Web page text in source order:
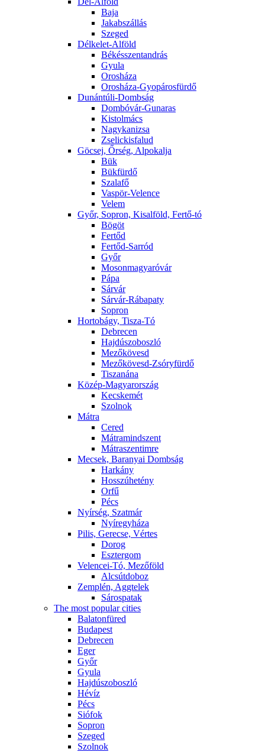
Baja
Jakabszállás
Szeged
Délkelet-Alföld
Békésszentandrás
Gyula
Orosháza
Orosháza-Gyopárosfürdő
Dunántúli-Dombság
Dombóvár-Gunaras
Kistolmács
Nagykanizsa
Zselickisfalud
Göcsej, Őrség, Alpokalja
Bük
Bükfürdő
Szalafő
Vaspör-Velence
Velem
Győr, Sopron, Kisalföld, Fertő-tó
Bögöt
Fertőd
Fertőd-Sarród
Győr
Mosonmagyaróvár
Pápa
Sárvár
Sárvár-Rábapaty
Sopron
Hortobágy, Tisza-Tó
Debrecen
Hajdúszoboszló
Mezőkövesd
Mezőkövesd-Zsóryfürdő
Tiszanána
Közép-Magyarország
Kecskemét
Szolnok
Mátra
Cered
Mátramindszent
Mátraszentimre
Mecsek, Baranyai Dombság
Harkány
Hosszúhetény
Orfű
Pécs
Nyírség, Szatmár
Nyíregyháza
Pilis, Gerecse, Vértes
Dorog
Esztergom
Velencei-Tó, Mezőföld
Alcsútdoboz
Zemplén, Aggtelek
Sárospatak
The most popular cities
Balatonfüred
Budapest
Debrecen
Eger
Győr
Gyula
Hajdúszoboszló
Hévíz
Pécs
Siófok
Sopron
Szeged
Szolnok